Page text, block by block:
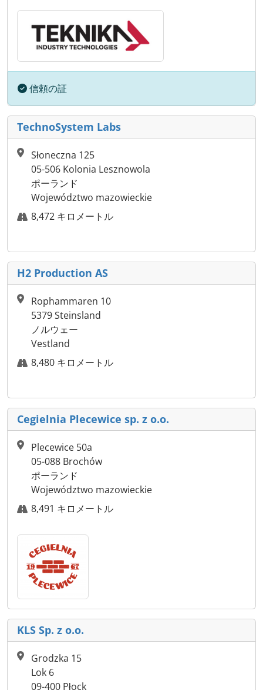
信頼の証
TechnoSystem Labs
Słoneczna 125
05-506 Kolonia Lesznowola
ポーランド
Województwo mazowieckie
8,472 キロメートル
H2 Production AS
Rophammaren 10
5379 Steinsland
ノルウェー
Vestland
8,480 キロメートル
Cegielnia Plecewice sp. z o.o.
Plecewice 50a
05-088 Brochów
ポーランド
Województwo mazowieckie
8,491 キロメートル
KLS Sp. z o.o.
Grodzka 15
Lok 6
09-400 Płock